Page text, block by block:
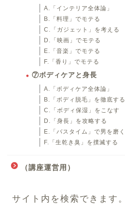
A.「インテリア全体論」
B.「料理」でモテる
C.「ガジェット」を考える
D.「映画」でモテる
E.「音楽」でモテる
F.「香り」でモテる
⑦ボディケアと身長
A.「ボディケア全体論」
B.「ボディ脱毛」を徹底する
C.「ボディ保湿」をこなす
D.「身長」を攻略する
E.「バスタイム」で男を磨く
F.「生乾き臭」を撲滅する
（講座運営用）
サイト内を検索できます。